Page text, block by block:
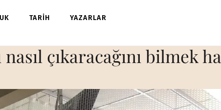
TARİH YAZARLAR
çıkaracağını bilmek